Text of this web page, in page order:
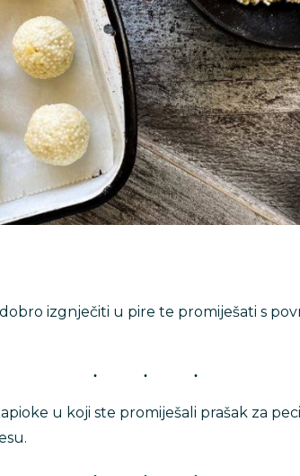
izgnječiti u pire te promiješati s
u koji ste promiješali prašak za